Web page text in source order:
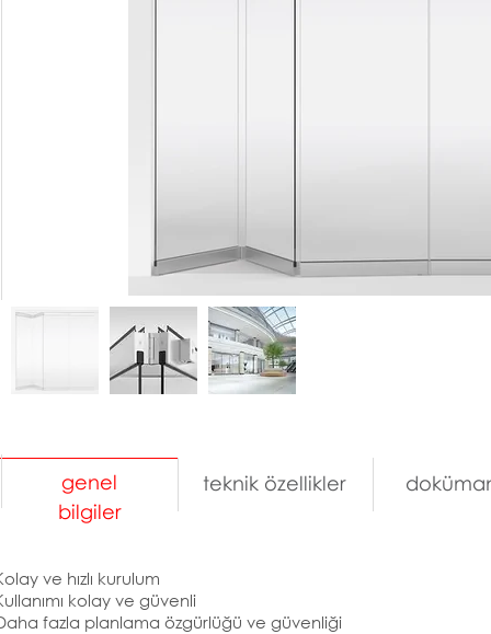
genel
bilgiler
teknik özellikler
ve hızlı kurulum
kolay ve güvenli
fazla planlama özgürlüğü ve güvenliği